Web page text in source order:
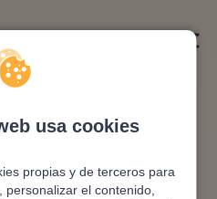
usa cookies
propias y de terceros para
personalizar el contenido,